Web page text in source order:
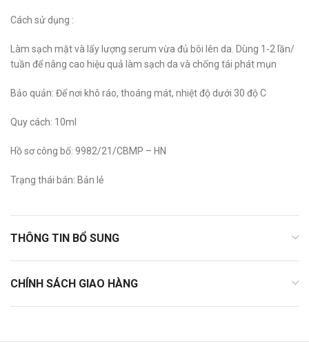
Cách sử dụng :
Làm sạch mặt và lấy lượng serum vừa đủ bôi lên da. Dùng 1-2 lần/
tuần để nâng cao hiệu quả làm sạch da và chống tái phát mụn
Bảo quản: Để nơi khô ráo, thoáng mát, nhiệt độ dưới 30 độ C
Quy cách: 10ml
Hồ sơ công bố: 9982/21/CBMP – HN
Trạng thái bán: Bản lẻ
THÔNG TIN BỔ SUNG
CHÍNH SÁCH GIAO HÀNG